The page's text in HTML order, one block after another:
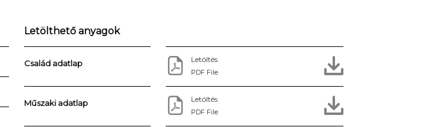
Letölthető anyagok
Család adatlap Letöltés
PDF File
Műszaki adatlap Letöltés
PDF File